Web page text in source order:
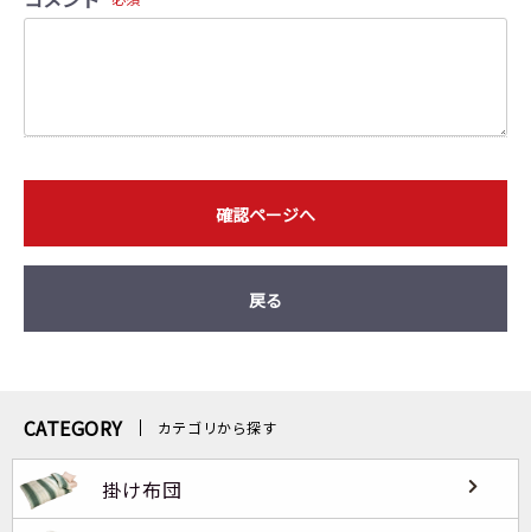
確認ページへ
戻る
CATEGORY カテゴリから探す
掛け布団